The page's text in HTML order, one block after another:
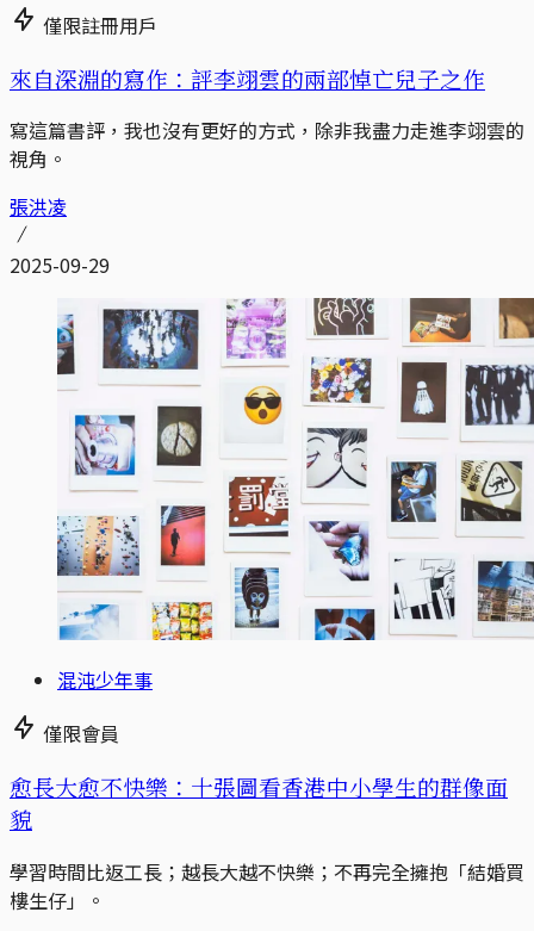
僅限註冊用戶
來自深淵的寫作：評李翊雲的兩部悼亡兒子之作
寫這篇書評，我也沒有更好的方式，除非我盡力走進李翊雲的
視角。
張洪凌
2025-09-29
混沌少年事
僅限會員
愈長大愈不快樂：十張圖看香港中小學生的群像面
貌
學習時間比返工長；越長大越不快樂；不再完全擁抱「結婚買
樓生仔」。